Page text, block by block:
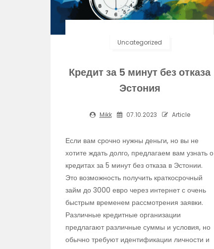
Uncategorized
Кредит за 5 минут без отказа
Эстония
Mikk 07.10.2023 Article
Если вам срочно нужны деньги, но вы не
хотите ждать долго, предлагаем вам узнать о
кредитах за 5 минут без отказа в Эстонии.
Это возможность получить краткосрочный
займ до 3000 евро через интернет с очень
быстрым временем рассмотрения заявки.
Различные кредитные организации
предлагают различные суммы и условия, но
обычно требуют идентификации личности и